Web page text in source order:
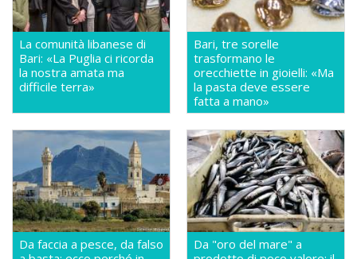
La comunità libanese di
Bari: «La Puglia ci ricorda
la nostra amata ma
difficile terra»
Bari, tre sorelle
trasformano le
orecchiette in gioielli: «Ma
la pasta deve essere
fatta a mano»
Da faccia a pesce, da falso
Da "oro del mare" a